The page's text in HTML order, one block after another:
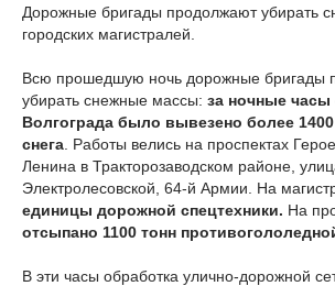
Дорожные бригады продолжают убирать
городских магистралей.
Всю прошедшую ночь дорожные бригады
убирать снежные массы: за ночные часы
Волгограда было вывезено более
снега . Работы велись на проспектах
Ленина в Тракторозаводском районе,
Электролесовской, 64-й Армии. На
единицы дорожной спецтехники. На
отсыпано 1100 тонн
В эти часы обработка улично-дорожной